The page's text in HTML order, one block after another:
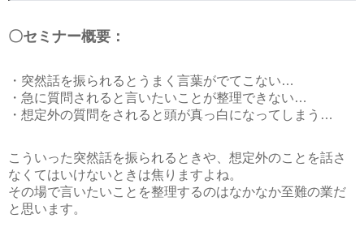
〇セミナー概要：
・突然話を振られるとうまく言葉がでてこない…
・急に質問されると言いたいことが整理できない…
・想定外の質問をされると頭が真っ白になってしまう…
こういった突然話を振られるときや、想定外のことを話さ
なくてはいけないときは焦りますよね。
その場で言いたいことを整理するのはなかなか至難の業だ
と思います。